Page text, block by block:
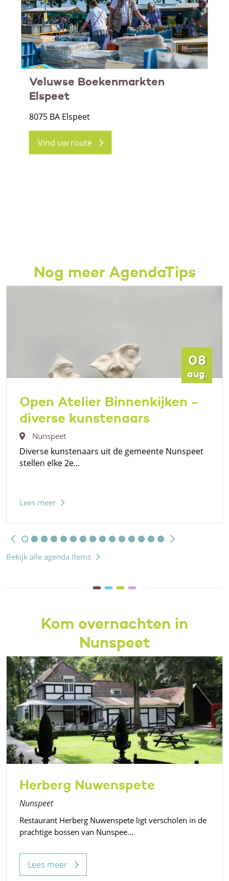
Veluwse Boekenmarkten
Elspeet
8075 BA Elspeet
Vind uw route
Nog meer AgendaTips
08
aug.
Open Atelier Binnenkijken -
diverse kunstenaars
Nunspeet
Diverse kunstenaars uit de gemeente Nunspeet
stellen elke 2e...
Lees meer
Bekijk alle agenda items
Kom overnachten in
Nunspeet
Herberg Nuwenspete
Nunspeet
Restaurant Herberg Nuwenspete ligt verscholen in de
prachtige bossen van Nunspee...
Lees meer